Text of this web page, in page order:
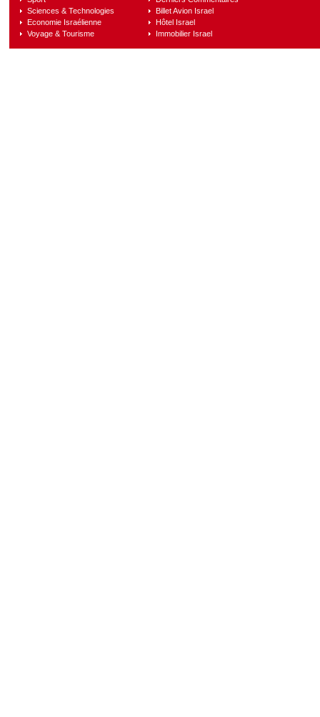
Sciences & Technologies
Economie Israélienne
Voyage & Tourisme
Billet Avion Israel
Hôtel Israel
Immobilier Israel